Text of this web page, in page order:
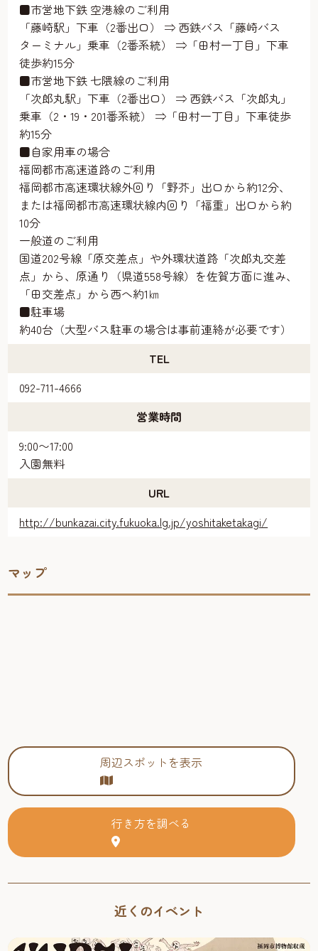
■市営地下鉄 空港線のご利用
「藤崎駅」下車（2番出口） ⇒ 西鉄バス「藤崎バス
ターミナル」乗車（2番系統） ⇒「田村一丁目」下車
徒歩約15分
■市営地下鉄 七隈線のご利用
「次郎丸駅」下車（2番出口） ⇒ 西鉄バス「次郎丸」
乗車（2・19・201番系統） ⇒「田村一丁目」下車徒歩
約15分
■自家用車の場合
福岡都市高速道路のご利用
福岡都市高速環状線外回り「野芥」出口から約12分、
または福岡都市高速環状線内回り「福重」出口から約
10分
一般道のご利用
国道202号線「原交差点」や外環状道路「次郎丸交差
点」から、原通り（県道558号線）を佐賀方面に進み、
「田交差点」から西へ約1㎞
■駐車場
約40台（大型バス駐車の場合は事前連絡が必要です）
TEL
092-711-4666
営業時間
9:00〜17:00
入園無料
URL
http://bunkazai.city.fukuoka.lg.jp/yoshitaketakagi/
マップ
周辺スポットを表示
行き方を調べる
近くのイベント